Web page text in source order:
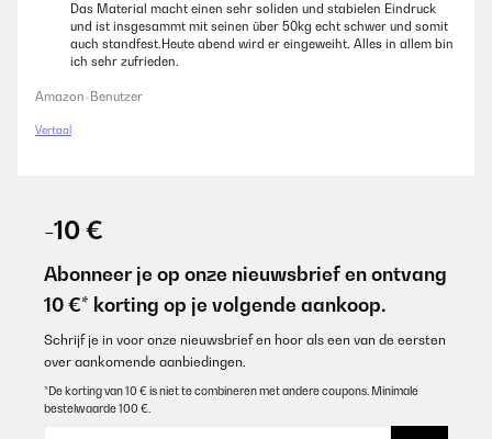
Das Material macht einen sehr soliden und stabielen Eindruck
und ist insgesammt mit seinen über 50kg echt schwer und somit
auch standfest.Heute abend wird er eingeweiht. Alles in allem bin
ich sehr zufrieden.
Amazon-Benutzer
Vertaal
-10 €
Abonneer je op onze nieuwsbrief en ontvang
10 €* korting op je volgende aankoop.
Schrijf je in voor onze nieuwsbrief en hoor als een van de eersten
over aankomende aanbiedingen.
*De korting van 10 € is niet te combineren met andere coupons. Minimale
bestelwaarde 100 €.